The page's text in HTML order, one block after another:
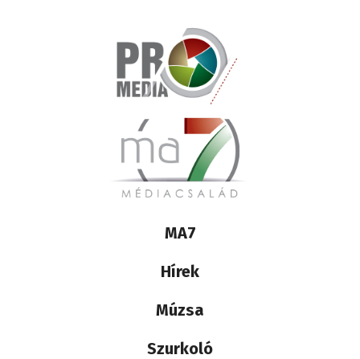
Lábléc
médiacsalád
MA7
Hírek
Múzsa
Szurkoló